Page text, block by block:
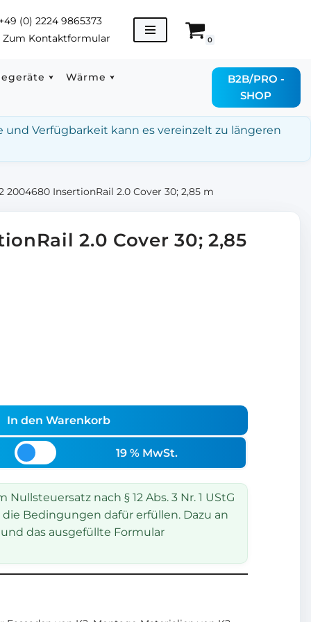
+49 (0) 2224 9865373
Zum Kontaktformular 0
Wärme
B2B/PRO -
SHOP
Verfügbarkeit kann es vereinzelt zu längeren
2004680 InsertionRail 2.0 Cover 30; 2,85 m
2.0 Cover 30; 2,85
In den Warenkorb
19 % MwSt.
nach § 12 Abs. 3 Nr. 1 UStG
Bedingungen dafür erfüllen. Dazu an
das ausgefüllte Formular